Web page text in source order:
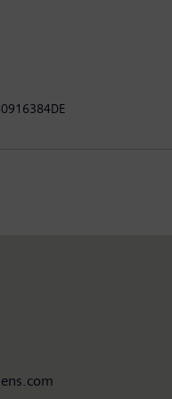
setzt
hat die